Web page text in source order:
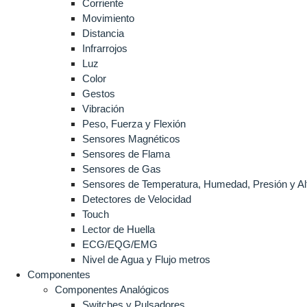
Corriente
Movimiento
Distancia
Infrarrojos
Luz
Color
Gestos
Vibración
Peso, Fuerza y Flexión
Sensores Magnéticos
Sensores de Flama
Sensores de Gas
Sensores de Temperatura, Humedad, Presión y
Detectores de Velocidad
Touch
Lector de Huella
ECG/EQG/EMG
Nivel de Agua y Flujo metros
Componentes
Componentes Analógicos
Switches y Pulsadores